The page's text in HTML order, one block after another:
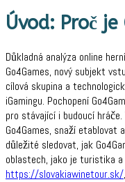
Úvod: Proč
Důkladná analýza online
Go4Games, nový subjekt
cílová skupina a
iGamingu. Pochopení
pro stávající i budoucí
Go4Games, snaží
důležité sledovat, jak
oblastech, jako je turistika
https://slovakiawinetour.sk/